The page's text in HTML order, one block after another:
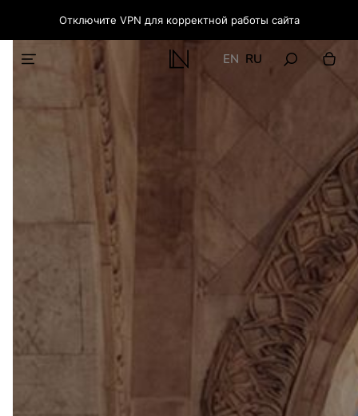
Отключите VPN для корректной работы сайта
EN RU